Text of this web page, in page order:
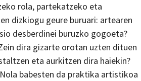
rola, partekatzeko eta
dizkiogu geure buruari: artearen
desberdinei buruzko gogoeta?
dira gizarte orotan uzten dituen
eta aurkitzen dira haiekin?
babesten da praktika artistikoa